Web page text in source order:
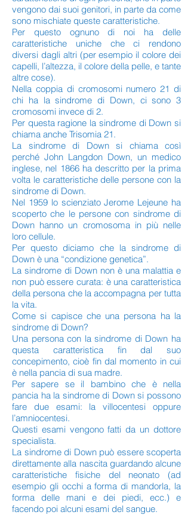
vengono dai suoi genitori, in parte da come
sono mischiate queste caratteristiche.
Per questo ognuno di noi ha delle
caratteristiche uniche che ci rendono
diversi dagli altri (per esempio il colore dei
capelli, l’altezza, il colore della pelle, e tante
altre cose).
Nella coppia di cromosomi numero 21 di
chi ha la sindrome di Down, ci sono 3
cromosomi invece di 2.
Per questa ragione la sindrome di Down si
chiama anche Trisomia 21.
La sindrome di Down si chiama così
perché John Langdon Down, un medico
inglese, nel 1866 ha descritto per la prima
volta le caratteristiche delle persone con la
sindrome di Down.
Nel 1959 lo scienziato Jerome Lejeune ha
scoperto che le persone con sindrome di
Down hanno un cromosoma in più nelle
loro cellule.
Per questo diciamo che la sindrome di
Down è una “condizione genetica”.
La sindrome di Down non è una malattia e
non può essere curata: è una caratteristica
della persona che la accompagna per tutta
la vita.
Come si capisce che una persona ha la
sindrome di Down?
Una persona con la sindrome di Down ha
questa caratteristica fin dal suo
concepimento, cioè fin dal momento in cui
è nella pancia di sua madre.
Per sapere se il bambino che è nella
pancia ha la sindrome di Down si possono
fare due esami: la villocentesi oppure
l’amniocentesi.
Questi esami vengono fatti da un dottore
specialista.
La sindrome di Down può essere scoperta
direttamente alla nascita guardando alcune
caratteristiche fisiche del neonato (ad
esempio gli occhi a forma di mandorla, la
forma delle mani e dei piedi, ecc.) e
facendo poi alcuni esami del sangue.